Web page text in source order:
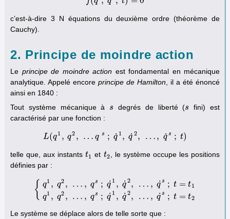
c’est-à-dire 3 N équations du deuxième ordre (théorème de
Cauchy).
2. Principe de moindre action
Le principe de moindre action est fondamental en mécanique
analytique. Appelé encore principe de Hamilton , il a été énoncé
ainsi en 1840 :
Tout système mécanique à s
s degrés de liberté (s
s fini) est
caractérisé par une fonction :
L(q1 , q2 , … q s ; q
˙ 1 , q
˙2, … , q
˙s ; t)
L (q1, q 2, …q s ; q˙1, q˙2, … , q ˙ ; t)
telle que, aux instantst1
t1 et t2
t2, le système occupe les positions
définies par :
{ q1 , q2 , … , qs ; q
˙ 1 , q
˙2, … , q
˙s ; t = t1
q1 , q2 , … , qs ; q
˙ 1 , q
˙2, … , q
˙s ; t = t2
{q 1, q2 , … q ˙1 q 2 , … , q˙ t1 q1 q q
Le système se déplace alors de telle sorte que :